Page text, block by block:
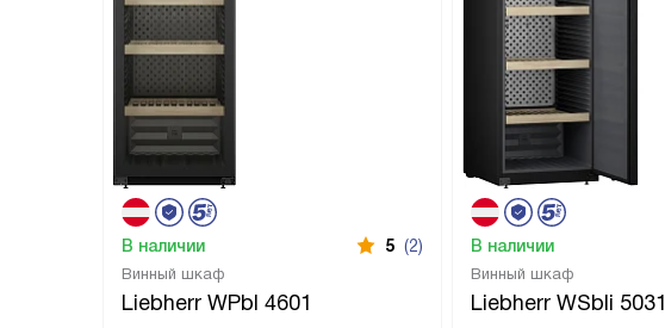
Винный шкаф
Liebherr WPbl 4601
В наличии 5 (2)
Винный шкаф
Liebherr WSbli 5031
В наличии